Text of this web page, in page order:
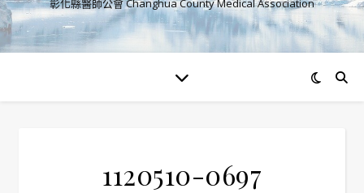
彰化縣醫師公會 Changhua County Medical Association
1120510-0697